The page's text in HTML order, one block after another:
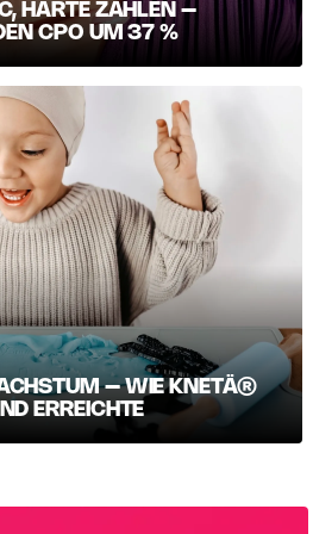
HARTE ZAHLEN –
CPO UM 37 %
– WIE KNETÄ®
ERREICHTE